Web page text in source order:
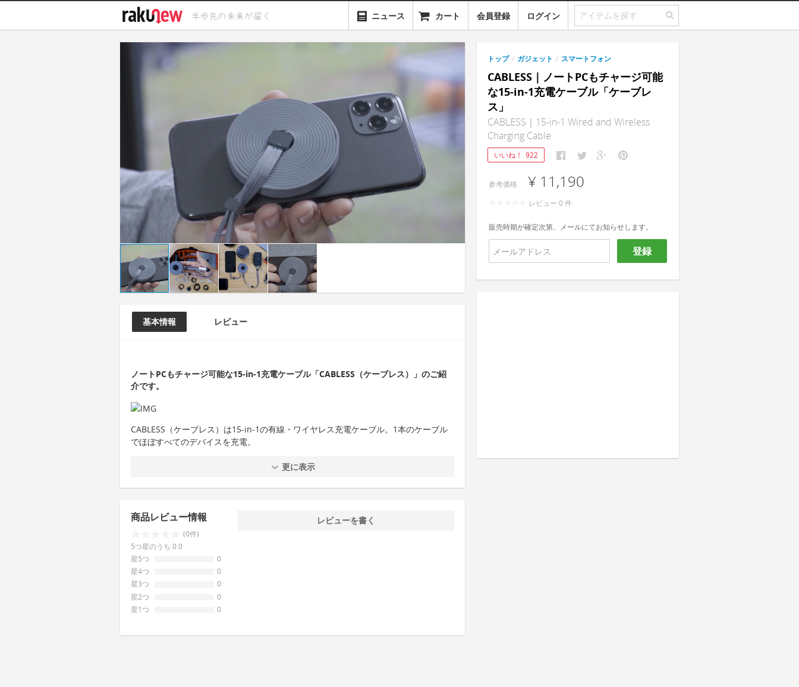
ニュース カート 会員登録 ログイン
基本情報 レビュー
ノートPCもチャージ可能な15-in-1充電ケーブル「CABLESS（ケーブレス）」のご紹
介です。
CABLESS（ケーブレス）は15-in-1の有線・ワイヤレス充電ケーブル。1本のケーブル
でほぼすべてのデバイスを充電。
更に表示
商品レビュー情報
(0件)
5つ星のうち 0.0
星5つ
0
星4つ
0
星3つ
0
星2つ
0
星1つ
0
レビューを書く
トップ / ガジェット / スマートフォン
CABLESS｜ノートPCもチャージ可能
な15-in-1充電ケーブル「ケーブレ
ス」
CABLESS｜15-in-1 Wired and Wireless
Charging Cable
いいね！ 922
参考価格 ¥ 11,190
レビュー 0 件
販売時期が確定次第、メールにてお知らせします。
登録